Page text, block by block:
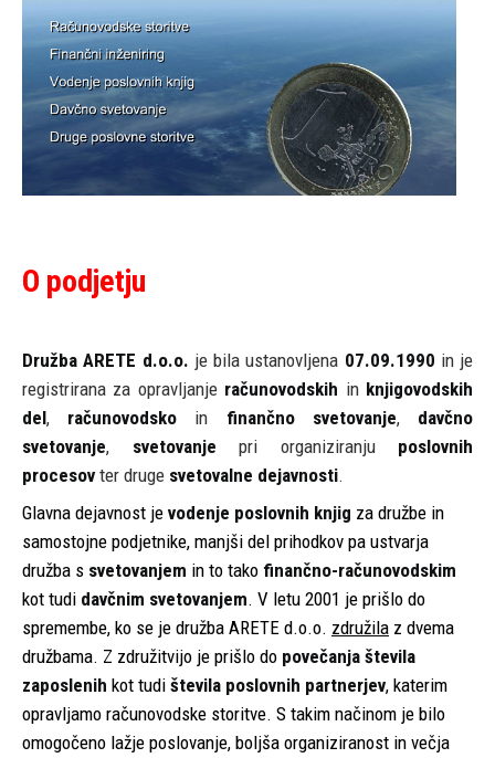
O podjetju
Družba ARETE d.o.o. je bila ustanovljena 07.09.1990 in je
registrirana za opravljanje računovodskih in knjigovodskih
del, računovodsko in finančno svetovanje, davčno
svetovanje, svetovanje pri organiziranju poslovnih
procesov ter druge svetovalne dejavnosti.
Glavna dejavnost je vodenje poslovnih knjig za družbe in
samostojne podjetnike, manjši del prihodkov pa ustvarja
družba s svetovanjem in to tako finančno-računovodskim
kot tudi davčnim svetovanjem. V letu 2001 je prišlo do
spremembe, ko se je družba ARETE d.o.o. združila z dvema
družbama. Z združitvijo je prišlo do povečanja števila
zaposlenih kot tudi števila poslovnih partnerjev, katerim
opravljamo računovodske storitve. S takim načinom je bilo
omogočeno lažje poslovanje, boljša organiziranost in večja